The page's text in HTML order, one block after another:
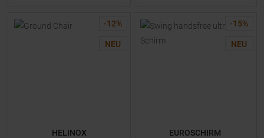
-12%
NEU
HELINOX
-15%
NEU
EUROSCHIRM